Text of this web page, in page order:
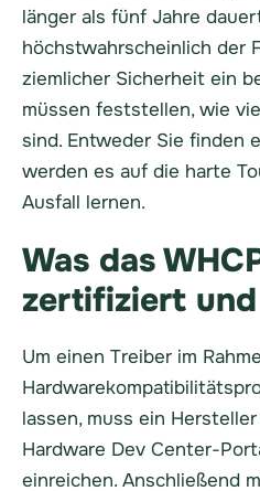
länger als fünf Jahre
höchstwahrscheinlich der
ziemlicher Sicherheit ein
müssen feststellen, wie
sind. Entweder Sie finden
werden es auf die harte
Ausfall lernen.
Was das
zertifiziert
Um einen Treiber im
lassen, muss ein
Hardware Dev Center-
einreichen. Anschließend